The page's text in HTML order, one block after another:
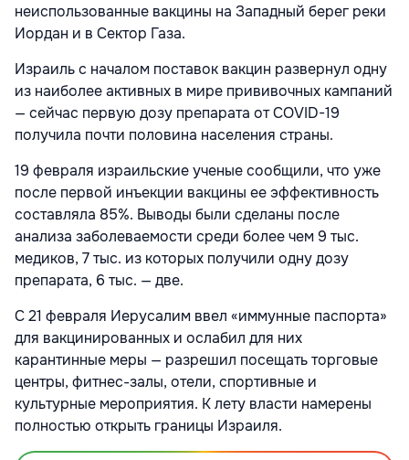
неиспользованные вакцины на Западный берег реки
Иордан и в Сектор Газа.
Израиль с началом поставок вакцин развернул одну
из наиболее активных в мире прививочных кампаний
— сейчас первую дозу препарата от COVID-19
получила почти половина населения страны.
19 февраля израильские ученые сообщили, что уже
после первой инъекции вакцины ее эффективность
составляла 85%. Выводы были сделаны после
анализа заболеваемости среди более чем 9 тыс.
медиков, 7 тыс. из которых получили одну дозу
препарата, 6 тыс. — две.
С 21 февраля Иерусалим ввел «иммунные паспорта»
для вакцинированных и ослабил для них
карантинные меры — разрешил посещать торговые
центры, фитнес-залы, отели, спортивные и
культурные мероприятия. К лету власти намерены
полностью открыть границы Израиля.